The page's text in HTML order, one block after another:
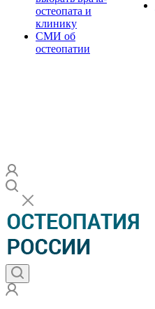
остеопата и
клинику
СМИ об
остеопатии